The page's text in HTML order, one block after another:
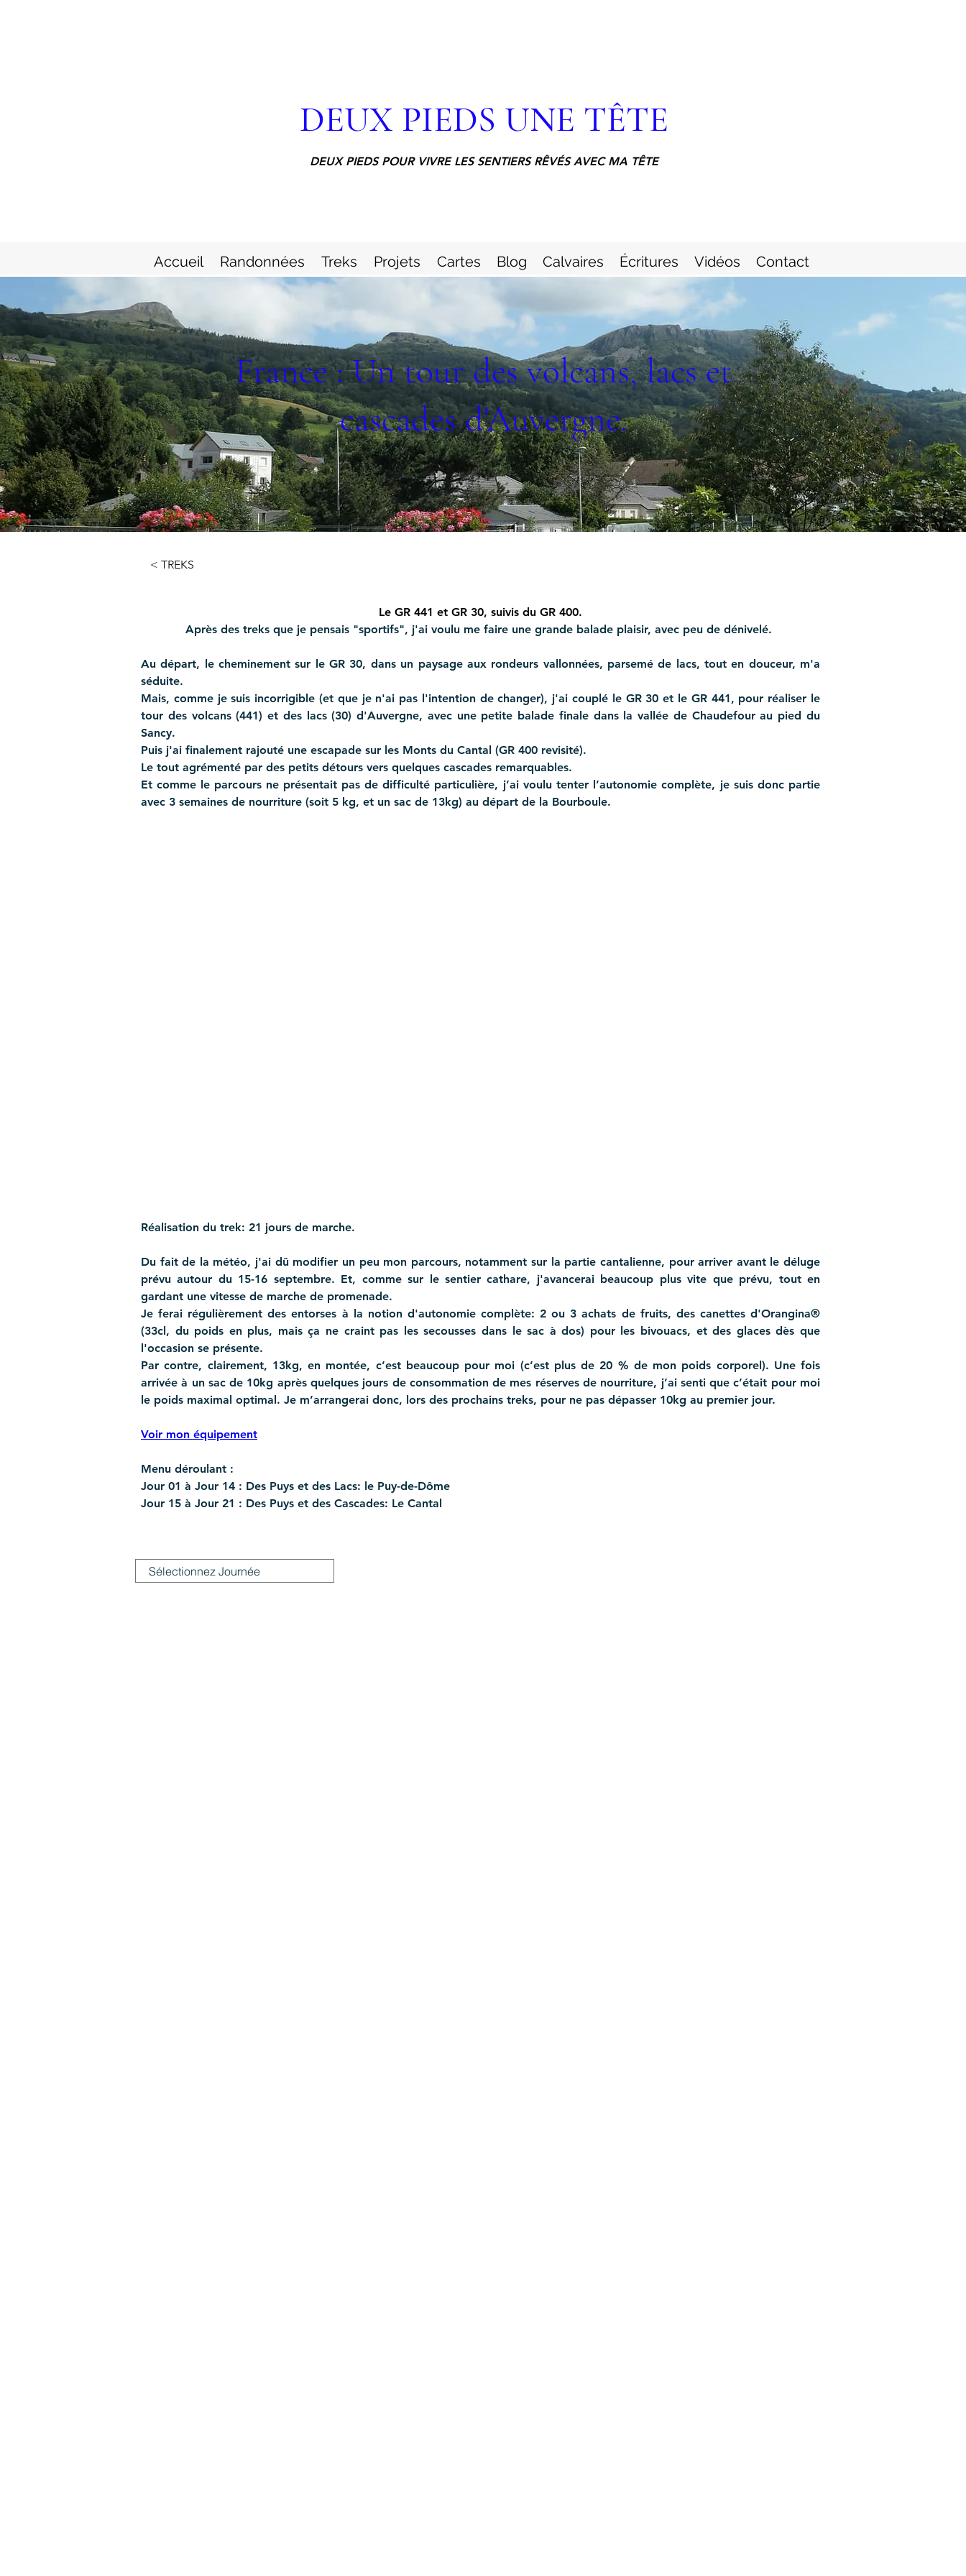
DEUX PIEDS UNE TÊTE
DEUX PIEDS POUR VIVRE LES SENTIERS RÊVÉS AVEC MA TÊTE
Accueil Randonnées Treks Projets Cartes Blog Calvaires Écritures Vidéos Contact
France : Un tour des volcans, lacs et
cascades d'Auvergne.
< TREKS
Le GR 441 et GR 30, suivis du GR 400.
Après des treks que je pensais "sportifs", j'ai voulu me faire une grande balade plaisir, avec peu de dénivelé.
Au départ, le cheminement sur le GR 30, dans un paysage aux rondeurs vallonnées, parsemé de lacs, tout en douceur, m'a
séduite.
Mais, comme je suis incorrigible (et que je n'ai pas l'intention de changer), j'ai couplé le GR 30 et le GR 441, pour réaliser le
tour des volcans (441) et des lacs (30) d'Auvergne, avec une petite balade finale dans la vallée de Chaudefour au pied du
Sancy.
Puis j'ai finalement rajouté une escapade sur les Monts du Cantal (GR 400 revisité).
Le tout agrémenté par des petits détours vers quelques cascades remarquables.
Et comme le parcours ne présentait pas de difficulté particulière, j’ai voulu tenter l’autonomie complète, je suis donc partie
avec 3 semaines de nourriture (soit 5 kg, et un sac de 13kg) au départ de la Bourboule.
Réalisation du trek: 21 jours de marche.
Du fait de la météo, j'ai dû modifier un peu mon parcours, notamment sur la partie cantalienne, pour arriver avant le déluge
prévu autour du 15-16 septembre. Et, comme sur le sentier cathare, j'avancerai beaucoup plus vite que prévu, tout en
gardant une vitesse de marche de promenade.
Je ferai régulièrement des entorses à la notion d'autonomie complète: 2 ou 3 achats de fruits, des canettes d'Orangina®
(33cl, du poids en plus, mais ça ne craint pas les secousses dans le sac à dos) pour les bivouacs, et des glaces dès que
l'occasion se présente.
Par contre, clairement, 13kg, en montée, c’est beaucoup pour moi (c’est plus de 20 % de mon poids corporel). Une fois
arrivée à un sac de 10kg après quelques jours de consommation de mes réserves de nourriture, j’ai senti que c’était pour moi
le poids maximal optimal. Je m’arrangerai donc, lors des prochains treks, pour ne pas dépasser 10kg au premier jour.
Voir mon équipement
Menu déroulant :
Jour 01 à Jour 14 : Des Puys et des Lacs: le Puy-de-Dôme
Jour 15 à Jour 21 : Des Puys et des Cascades: Le Cantal